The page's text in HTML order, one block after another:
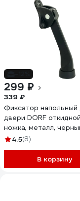
299 ₽
339 ₽
Фиксатор напольный
двери DORF
ножка, металл,
DORF_КН_130_black
4.5(8)
В корзину